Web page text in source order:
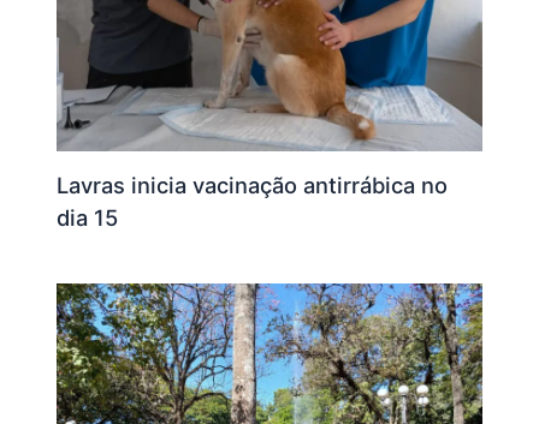
Lavras inicia vacinação antirrábica no
dia 15